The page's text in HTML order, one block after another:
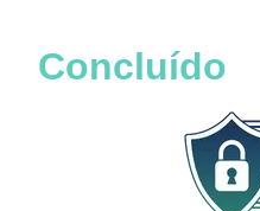
Concluído